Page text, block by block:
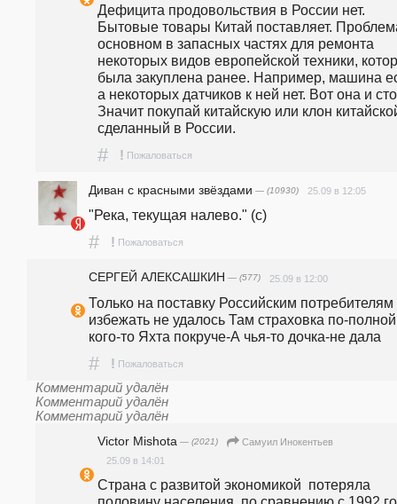
Дефицита продовольствия в России нет.
Бытовые товары Китай поставляет.
основном в запасных частях для ремонта
некоторых видов европейской техники,
была закуплена ранее. Например, машина
а некоторых датчиков к ней нет. Вот она и
Значит покупай китайскую или клон
сделанный в России.
# ! Пожаловаться
Диван с красными звёздами — (10930) 25.09 в 12:05
"Река, текущая налево." (с)
# ! Пожаловаться
СЕРГЕЙ АЛЕКСАШКИН — (577) 25.09 в 12:00
Только на поставку Российским потребителям
избежать не удалось Там страховка по-
кого-то Яхта покруче-А чья-то дочка-не дала
# ! Пожаловаться
Комментарий удалён
Комментарий удалён
Комментарий удалён
Victor Mishota — (2021)
Самуил Инокентьев
25.09 в 14:01
Страна с развитой экономикой  потеряла